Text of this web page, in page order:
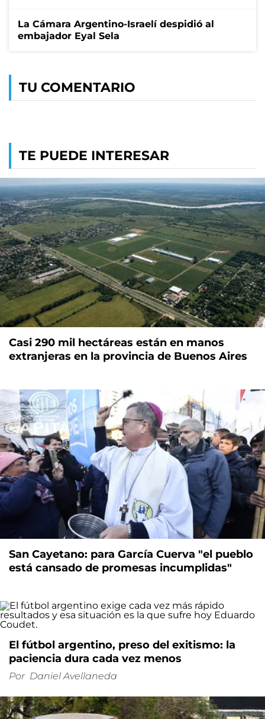
La Cámara Argentino-Israelí despidió al
embajador Eyal Sela
TU COMENTARIO
TE PUEDE INTERESAR
Casi 290 mil hectáreas están en manos
extranjeras en la provincia de Buenos Aires
San Cayetano: para García Cuerva "el pueblo
está cansado de promesas incumplidas"
El fútbol argentino, preso del exitismo: la
paciencia dura cada vez menos
Por Daniel Avellaneda